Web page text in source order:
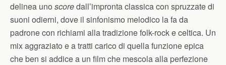
delinea uno scoredall’impronta classica con spruzzate di
suoni odierni, dove il sinfonismo melodico la fa da
padrone con richiami alla tradizione folk-rock e celtica. Un
mix aggraziato e a tratti carico di quella funzione epica
che ben si addice a un film che mescola alla perfezione